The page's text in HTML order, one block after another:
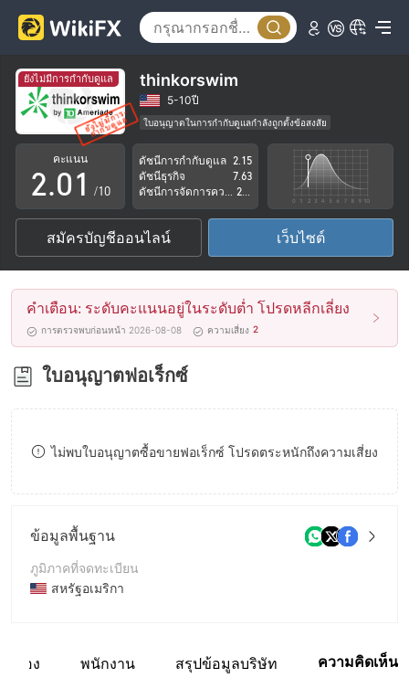
ยังไม่มีการกำกับดูแล thinkorswim
5-10ปี
ใบอนุญาตในการกำกับดูแลกำลังถูกตั้งข้อสงสัย
ธุรกิจทั่วโลก
ระวังความเสี่ยงอันตรายที่อาจจะซ่อนอยู่
คะแนน
0
1
2
3
4
5
6
7
8
9
.0
1
2
3
4
5
6
7
0
1
2
3
4
5
6
7
8
/10
ดัชนีการกำกับดูแล 2.15
ดัชนีธุรกิจ
7.63
สมัครบัญชีออนไลน์ เว็บไซต์
คำเตือน: ระดับคะแนนอยู่ในระดับต่ำ โปรดหลีกเลี่ยง
การตรวจพบก่อนหน้า 2026-08-08 ความเสี่ยง 2
ใบอนุญาตฟอเร็กซ์
ไม่พบใบอนุญาตซื้อขายฟอเร็กซ์ โปรดตระหนักถึงความเสี่ยง
ข้อมูลพื้นฐาน
ภูมิภาคที่จดทะเบียน
สหรัฐอเมริกา
ชื่อบริษัท
วข้อง พนักงาน สรุปข้อมูลบริษัท ความคิดเห็น